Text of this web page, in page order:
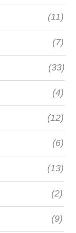
(11)
(7)
(33)
(4)
(12)
(6)
(13)
(2)
(9)